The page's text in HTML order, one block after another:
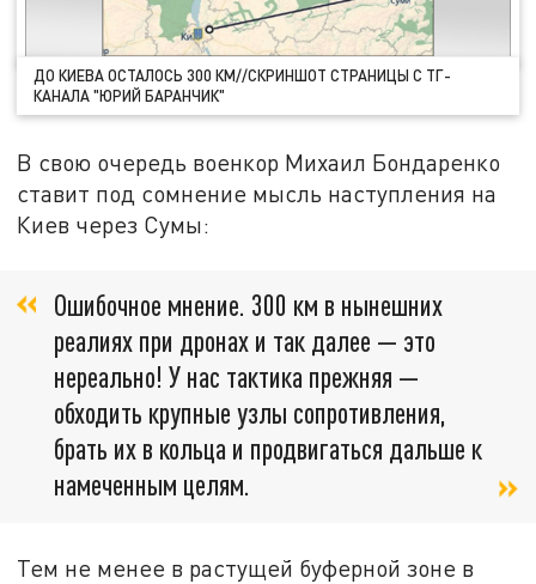
ДО КИЕВА ОСТАЛОСЬ 300 КМ//СКРИНШОТ СТРАНИЦЫ С ТГ-
КАНАЛА "ЮРИЙ БАРАНЧИК"
В свою очередь военкор Михаил Бондаренко
ставит под сомнение мысль наступления на
Киев через Сумы:
Ошибочное мнение. 300 км в нынешних
реалиях при дронах и так далее — это
нереально! У нас тактика прежняя —
обходить крупные узлы сопротивления,
брать их в кольца и продвигаться дальше к
намеченным целям.
Тем не менее в растущей буферной зоне в